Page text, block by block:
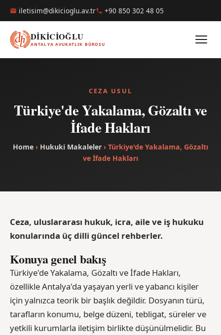
iletisim@dikicioglu.av.tr +90 850 302 48 05
DİKİCİOĞLU
ANTALYA AVUKATLIK BÜROSU
CEZA USUL
Türkiye'de Yakalama, Gözaltı ve
İfade Hakları
Home › Hukuki Makaleler › Türkiye'de Yakalama, Gözaltı
ve İfade Hakları
Ceza, uluslararası hukuk, icra, aile ve iş hukuku
konularında üç dilli güncel rehberler.
Konuya genel bakış
Türkiye'de Yakalama, Gözaltı ve İfade Hakları,
özellikle Antalya'da yaşayan yerli ve yabancı kişiler
için yalnızca teorik bir başlık değildir. Dosyanın türü,
tarafların konumu, belge düzeni, tebligat, süreler ve
yetkili kurumlarla iletişim birlikte düşünülmelidir. Bu